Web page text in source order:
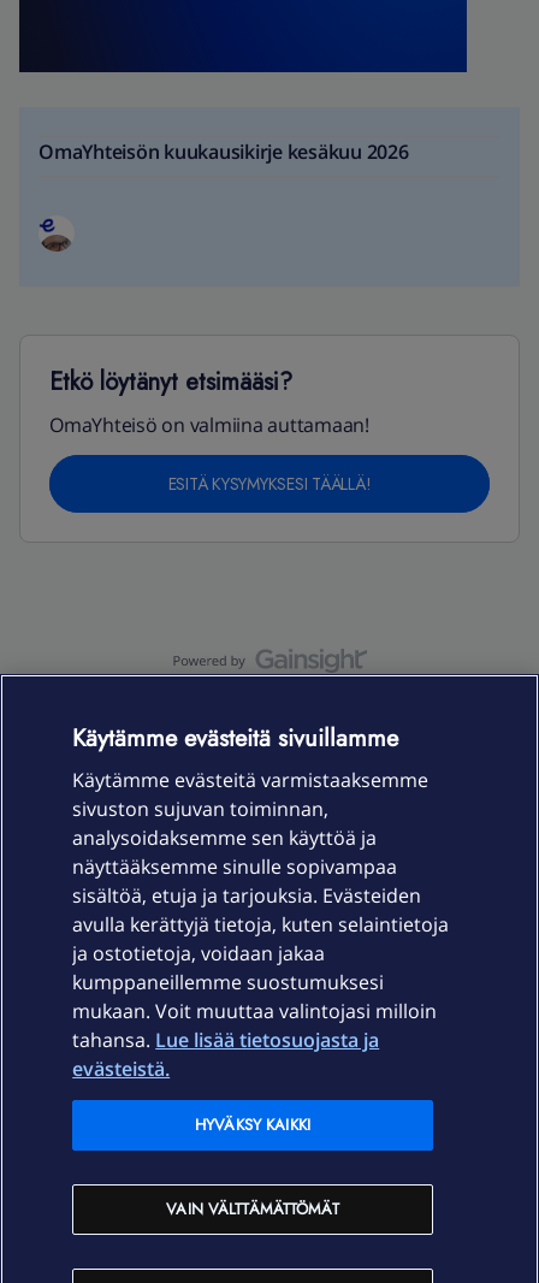
OmaYhteisön kuukausikirje kesäkuu 2026
Etkö löytänyt etsimääsi?
OmaYhteisö on valmiina auttamaan!
ESITÄ KYSYMYKSESI TÄÄLLÄ!
Laitteet & liittymät
Palvelut
Ajankohtaista
Elisa Oyj
In English
Käytämme evästeitä sivuillamme
Käytämme evästeitä varmistaaksemme
sivuston sujuvan toiminnan,
analysoidaksemme sen käyttöä ja
näyttääksemme sinulle sopivampaa
sisältöä, etuja ja tarjouksia. Evästeiden
avulla kerättyjä tietoja, kuten selaintietoja
ja ostotietoja, voidaan jakaa
kumppaneillemme suostumuksesi
mukaan. Voit muuttaa valintojasi milloin
tahansa. Lue lisää tietosuojasta ja
evästeistä.
VAIN VÄLTTÄMÄTTÖMÄT
HYVÄKSY KAIKKI